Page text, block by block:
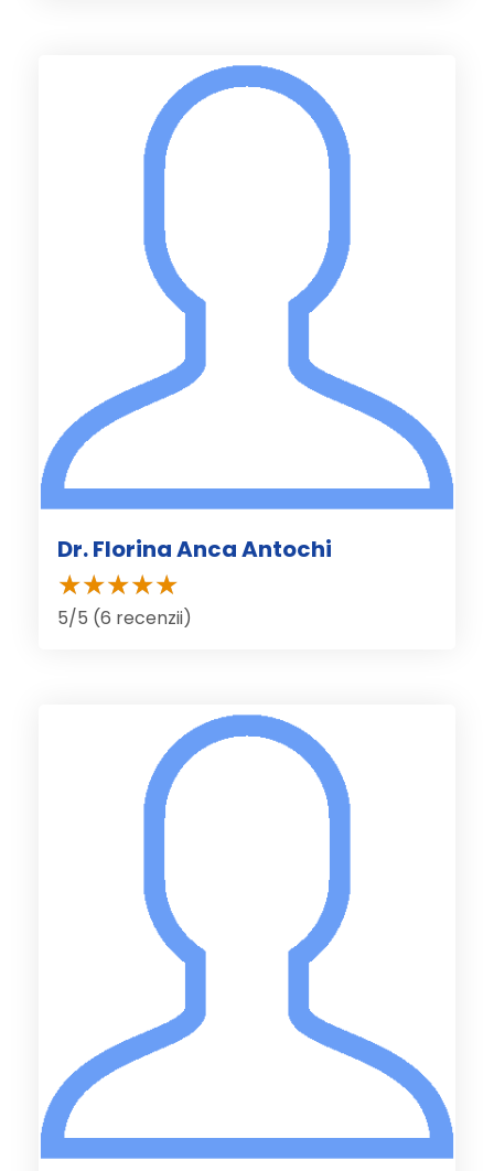
Dr. Florina Anca Antochi
5/5 (6 recenzii)